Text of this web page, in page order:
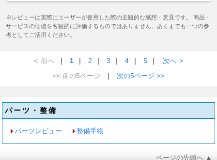
※レビューは実際にユーザーが使用した際の主観的な感想・意見です。 商品・
サービスの価値を客観的に評価するものではありません。あくまでも一つの参
考としてご活用ください。
< 前へ ｜ 1 ｜ 2 ｜ 3 ｜ 4 ｜ 5 ｜ 次へ >
<< 前の5ページ
｜ 次の5ページ >>
パーツ・整備
パーツレビュー 整備手帳
ページの先頭へ ▲